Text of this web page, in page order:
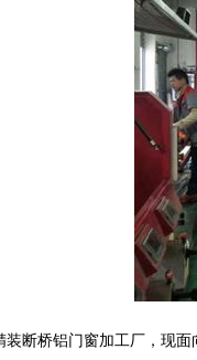
断桥铝门窗加工厂，现